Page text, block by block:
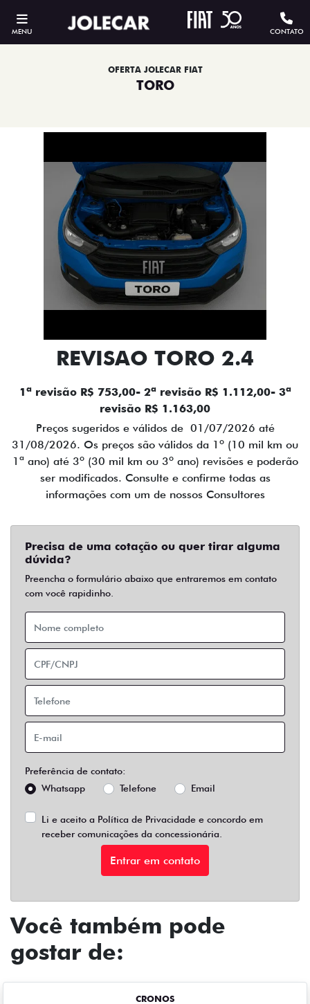
MENU CONTATO
OFERTA JOLECAR FIAT
TORO
REVISAO TORO 2.4
1ª revisão R$ 753,00- 2ª revisão R$ 1.112,00- 3ª
revisão R$ 1.163,00
Preços sugeridos e válidos de 01/07/2026 até
31/08/2026. Os preços são válidos da 1º (10 mil km ou
1ª ano) até 3º (30 mil km ou 3º ano) revisões e poderão
ser modificados. Consulte e confirme todas as
informações com um de nossos Consultores
Precisa de uma cotação ou quer tirar alguma
dúvida?
Preencha o formulário abaixo que entraremos em contato
com você rapidinho.
Preferência de contato:
Whatsapp
Telefone Email
Li e aceito a Política de Privacidade e concordo em
receber comunicações da concessionária.
Entrar em contato
Você também pode
gostar de:
CRONOS